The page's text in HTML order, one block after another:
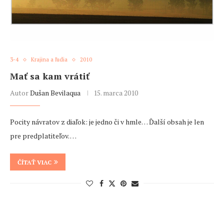
3-4 Krajina a ľudia 2010
Mať sa kam vrátiť
AutorDušan Bevilaqua 15. marca 2010
Pocity návratov z diaľok: je jedno či v hmle… Ďalší obsah je len
pre predplatiteľov. …
ČÍTAŤ VIAC